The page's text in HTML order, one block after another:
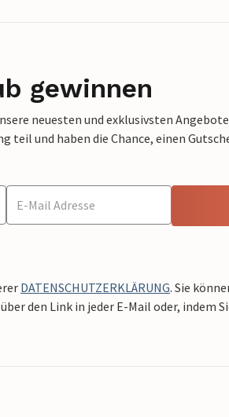
gewinnen
neuesten und exklusivsten
und haben die Chance, einen
DATENSCHUTZERKLÄRUNG. Sie
den Link in jeder E-Mail oder, indem